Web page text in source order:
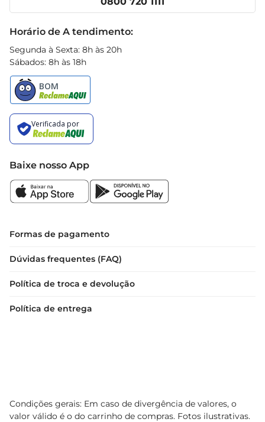
um cuidado especial para os cabelos do seu bebê,
primeiros dias de vida.
Horário de A tendimento:
Segunda à Sexta: 8h às 20h
Sábados: 8h às 18h
Baixe nosso App
Formas de pagamento
Dúvidas frequentes (FAQ)
Política de troca e devolução
Política de entrega
Condições gerais: Em caso de divergência de valores, o
valor válido é o do carrinho de compras. Fotos ilustrativas.